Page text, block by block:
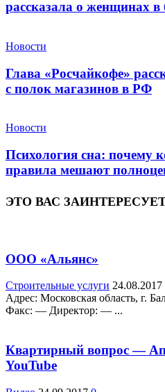
рассказала о женщинах в
Новости
Глава «Росчайкофе»
с полок магазинов в РФ
Новости
Психология сна: почему
правила мешают
ЭТО ВАС
ООО «Альянс»
Строительные услуги 24.08.2017
Адрес: Московская область, г.
Факс: — Директор: — ...
Квартирный вопрос —
YouTube